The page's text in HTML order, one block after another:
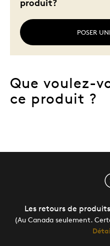
POSER
Que voulez-
ce produit ?
Les retours de
(Au Canada seulement.